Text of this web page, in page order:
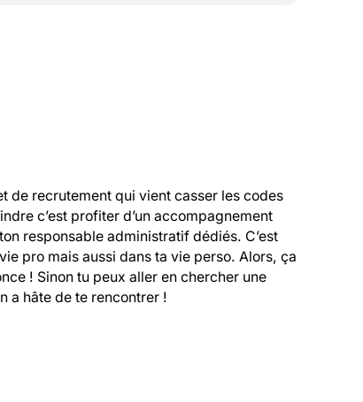
de recrutement qui vient casser les codes
c’est profiter d’un accompagnement
responsable administratif dédiés. C’est
pro mais aussi dans ta vie perso. Alors, ça
! Sinon tu peux aller en chercher une
a hâte de te rencontrer !